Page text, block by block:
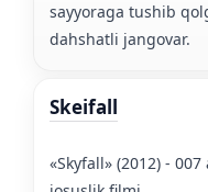
sayyoraga tushib
dahshatli jangovar.
Skeifall
«Skyfall» (2012) -